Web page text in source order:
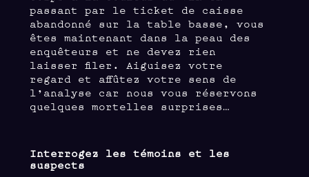
passant par le ticket de caisse
abandonné sur la table basse, vous
êtes maintenant dans la peau des
enquêteurs et ne devez rien
laisser filer. Aiguisez votre
regard et affûtez votre sens de
l’analyse car nous vous réservons
quelques mortelles surprises…
Interrogez les témoins et les
suspects